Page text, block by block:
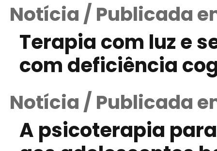
Notícia / Publicada
Terapia com luz e
com deficiência
Notícia / Publicada
A psicoterapia